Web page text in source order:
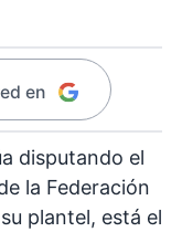
en
disputando el
la Federación
plantel, está el